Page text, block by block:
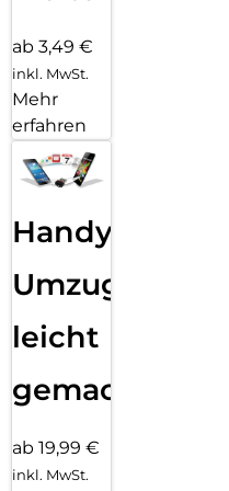
ab 3,49 €
inkl. MwSt.
Mehr
erfahren
Handy
Umzug
leicht
gemacht!
ab 19,99 €
inkl. MwSt.